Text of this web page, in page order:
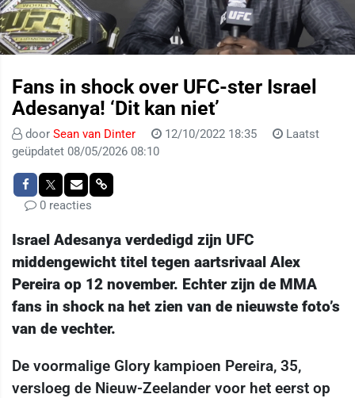
Fans in shock over UFC-ster Israel
Adesanya! ‘Dit kan niet’
door Sean van Dinter 12/10/2022 18:35
Laatst
geüpdatet 08/05/2026 08:10
0 reacties
Israel Adesanya verdedigd zijn UFC
middengewicht titel tegen aartsrivaal Alex
Pereira op 12 november. Echter zijn de MMA
fans in shock na het zien van de nieuwste foto’s
van de vechter.
De voormalige Glory kampioen Pereira, 35,
versloeg de Nieuw-Zeelander voor het eerst op